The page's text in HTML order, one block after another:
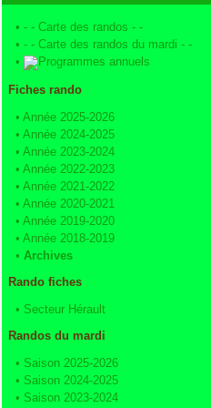
• - - Carte des randos - -
• - - Carte des randos du mardi - -
•
Programmes annuels
Fiches rando
• Année 2025-2026
• Année 2024-2025
• Année 2023-2024
• Année 2022-2023
• Année 2021-2022
• Année 2020-2021
• Année 2019-2020
• Année 2018-2019
• Archives
Rando fiches
• Secteur Hérault
Randos du mardi
• Saison 2025-2026
• Saison 2024-2025
• Saison 2023-2024